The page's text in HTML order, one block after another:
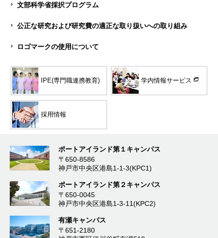
文部科学省採択プログラム
公正な研究および研究費の適正な取り扱いへの取り組み
ロゴマークの使用について
IPE(専門職連携教育) 学内情報サービス
採用情報
ポートアイランド第１キャンパス
〒650-8586
神戸市中央区港島1-1-3(KPC1)
ポートアイランド第２キャンパス
〒650-0045
神戸市中央区港島1-3-11(KPC2)
有瀬キャンパス
〒651-2180